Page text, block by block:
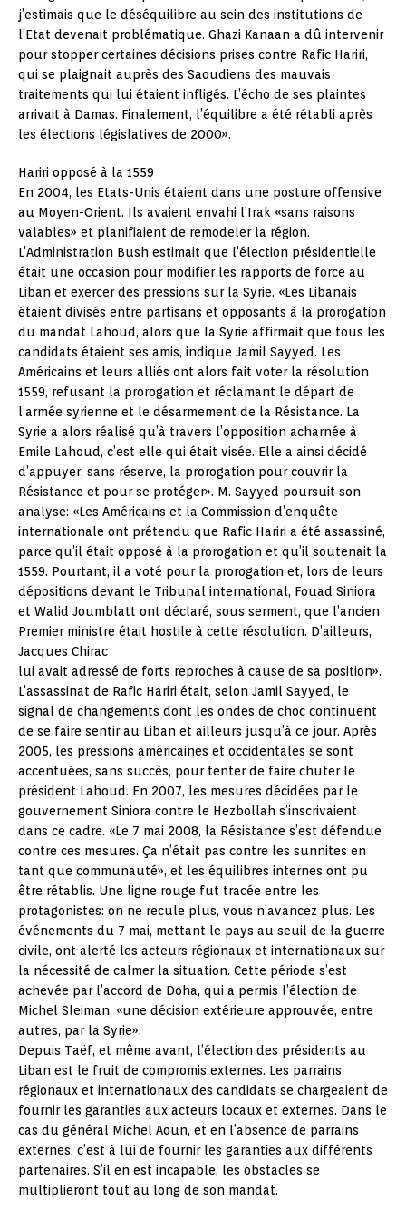
j’estimais que le déséquilibre au sein des institutions de
l’Etat devenait problématique. Ghazi Kanaan a dû intervenir
pour stopper certaines décisions prises contre Rafic Hariri,
qui se plaignait auprès des Saoudiens des mauvais
traitements qui lui étaient infligés. L’écho de ses plaintes
arrivait à Damas. Finalement, l’équilibre a été rétabli après
les élections législatives de 2000».
Hariri opposé à la 1559
En 2004, les Etats-Unis étaient dans une posture offensive
au Moyen-Orient. Ils avaient envahi l’Irak «sans raisons
valables» et planifiaient de remodeler la région.
L’Administration Bush estimait que l’élection présidentielle
était une occasion pour modifier les rapports de force au
Liban et exercer des pressions sur la Syrie. «Les Libanais
étaient divisés entre partisans et opposants à la prorogation
du mandat Lahoud, alors que la Syrie affirmait que tous les
candidats étaient ses amis, indique Jamil Sayyed. Les
Américains et leurs alliés ont alors fait voter la résolution
1559, refusant la prorogation et réclamant le départ de
l’armée syrienne et le désarmement de la Résistance. La
Syrie a alors réalisé qu’à travers l’opposition acharnée à
Emile Lahoud, c’est elle qui était visée. Elle a ainsi décidé
d’appuyer, sans réserve, la prorogation pour couvrir la
Résistance et pour se protéger». M. Sayyed poursuit son
analyse: «Les Américains et la Commission d’enquête
internationale ont prétendu que Rafic Hariri a été assassiné,
parce qu’il était opposé à la prorogation et qu’il soutenait la
1559. Pourtant, il a voté pour la prorogation et, lors de leurs
dépositions devant le Tribunal international, Fouad Siniora
et Walid Joumblatt ont déclaré, sous serment, que l’ancien
Premier ministre était hostile à cette résolution. D’ailleurs,
Jacques Chirac
lui avait adressé de forts reproches à cause de sa position».
L’assassinat de Rafic Hariri était, selon Jamil Sayyed, le
signal de changements dont les ondes de choc continuent
de se faire sentir au Liban et ailleurs jusqu’à ce jour. Après
2005, les pressions américaines et occidentales se sont
accentuées, sans succès, pour tenter de faire chuter le
président Lahoud. En 2007, les mesures décidées par le
gouvernement Siniora contre le Hezbollah s’inscrivaient
dans ce cadre. «Le 7 mai 2008, la Résistance s’est défendue
contre ces mesures. Ça n’était pas contre les sunnites en
tant que communauté», et les équilibres internes ont pu
être rétablis. Une ligne rouge fut tracée entre les
protagonistes: on ne recule plus, vous n’avancez plus. Les
événements du 7 mai, mettant le pays au seuil de la guerre
civile, ont alerté les acteurs régionaux et internationaux sur
la nécessité de calmer la situation. Cette période s’est
achevée par l’accord de Doha, qui a permis l’élection de
Michel Sleiman, «une décision extérieure approuvée, entre
autres, par la Syrie».
Depuis Taëf, et même avant, l’élection des présidents au
Liban est le fruit de compromis externes. Les parrains
régionaux et internationaux des candidats se chargeaient de
fournir les garanties aux acteurs locaux et externes. Dans le
cas du général Michel Aoun, et en l’absence de parrains
externes, c’est à lui de fournir les garanties aux différents
partenaires. S’il en est incapable, les obstacles se
multiplieront tout au long de son mandat.